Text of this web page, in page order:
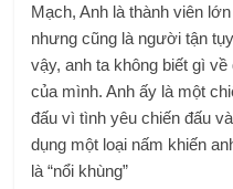
Mạch, Anh là thành viên
nhưng cũng là người tận
vậy, anh ta không biết gì
của mình. Anh ấy là một
đấu vì tình yêu chiến đấu
dụng một loại nấm khiến
là “nổi khùng”